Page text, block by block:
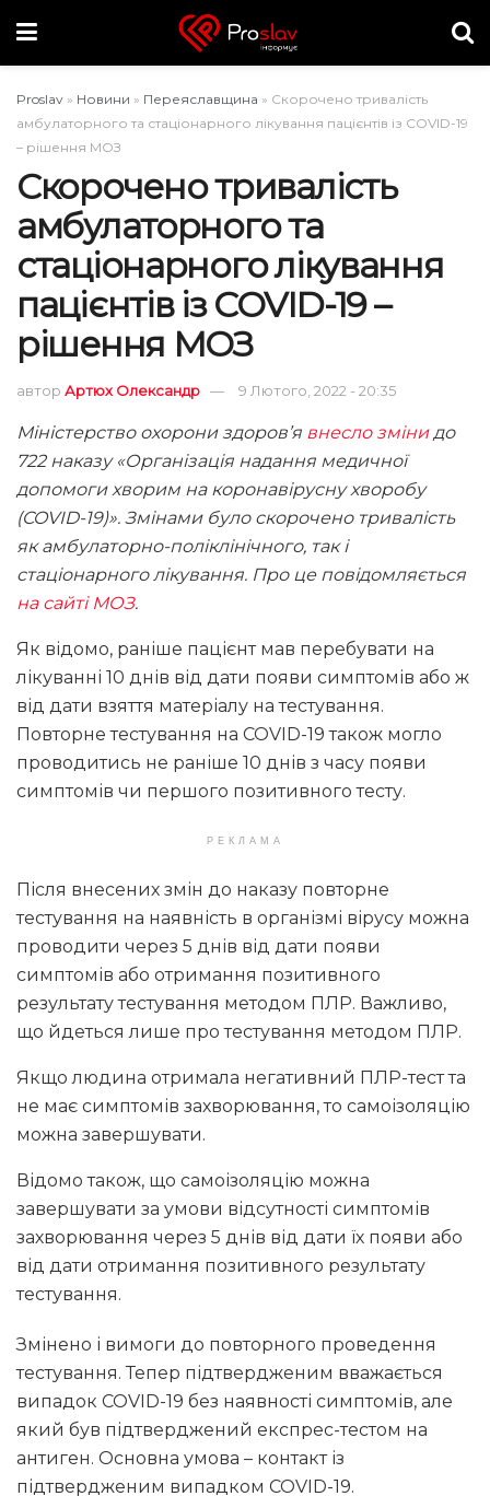
Proslav » Новини » Переяславщина » Скорочено тривалість
амбулаторного та стаціонарного лікування пацієнтів із COVID-19
– рішення МОЗ
Скорочено тривалість
амбулаторного та
стаціонарного лікування
пацієнтів із COVID-19 –
рішення МОЗ
автор Артюх Олександр 9 Лютого, 2022 - 20:35
Міністерство охорони здоров’я внесло змінидо
722 наказу «Організація надання медичної
допомоги хворим на коронавірусну хворобу
(COVID-19)». Змінами було скорочено тривалість
як амбулаторно-поліклінічного, так і
стаціонарного лікування. Про це повідомляється
на сайті МОЗ.
Як відомо, раніше пацієнт мав перебувати на
лікуванні 10 днів від дати появи симптомів або ж
від дати взяття матеріалу на тестування.
Повторне тестування на COVID-19 також могло
проводитись не раніше 10 днів з часу появи
симптомів чи першого позитивного тесту.
РЕКЛАМА
Після внесених змін до наказу повторне
тестування на наявність в організмі вірусу можна
проводити через 5 днів від дати появи
симптомів або отримання позитивного
результату тестування методом ПЛР. Важливо,
що йдеться лише про тестування методом ПЛР.
Якщо людина отримала негативний ПЛР-тест та
не має симптомів захворювання, то самоізоляцію
можна завершувати.
Відомо також, що самоізоляцію можна
завершувати за умови відсутності симптомів
захворювання через 5 днів від дати їх появи або
від дати отримання позитивного результату
тестування.
Змінено і вимоги до повторного проведення
тестування. Тепер підтвердженим вважається
випадок COVID-19 без наявності симптомів, але
який був підтверджений експрес-тестом на
антиген. Основна умова – контакт із
підтвердженим випадком COVID-19.